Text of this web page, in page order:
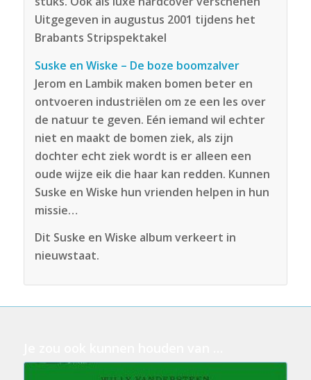
Uitgegeven in augustus 2001 tijdens het
Brabants Stripspektakel
Suske en Wiske – De boze boomzalver
Jerom en Lambik maken bomen beter en
ontvoeren industriëlen om ze een les over
de natuur te geven. Eén iemand wil echter
niet en maakt de bomen ziek, als zijn
dochter echt ziek wordt is er alleen een
oude wijze eik die haar kan redden. Kunnen
Suske en Wiske hun vrienden helpen in hun
missie…
Dit Suske en Wiske album verkeert in
nieuwstaat.